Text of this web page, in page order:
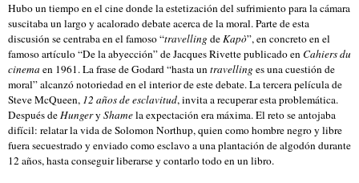
Hubo un tiempo en el cine donde la estetización del sufrimiento para la cámara
suscitaba un largo y acalorado debate acerca de la moral. Parte de esta
discusión se centraba en el famoso “travellingdeKapò”, en concreto en el
famoso artículo “De la abyección” de Jacques Rivette publicado en Cahiers du
cinema en 1961. La frase de Godard “hasta untravellinges una cuestión de
moral” alcanzó notoriedad en el interior de este debate. La tercera película de
Steve McQueen, 12 años de esclavitud, invita a recuperar esta problemática.
Después deHungery Shamela expectación era máxima. El reto se antojaba
difícil: relatar la vida de Solomon Northup, quien como hombre negro y libre
fuera secuestrado y enviado como esclavo a una plantación de algodón durante
12 años, hasta conseguir liberarse y contarlo todo en un libro.